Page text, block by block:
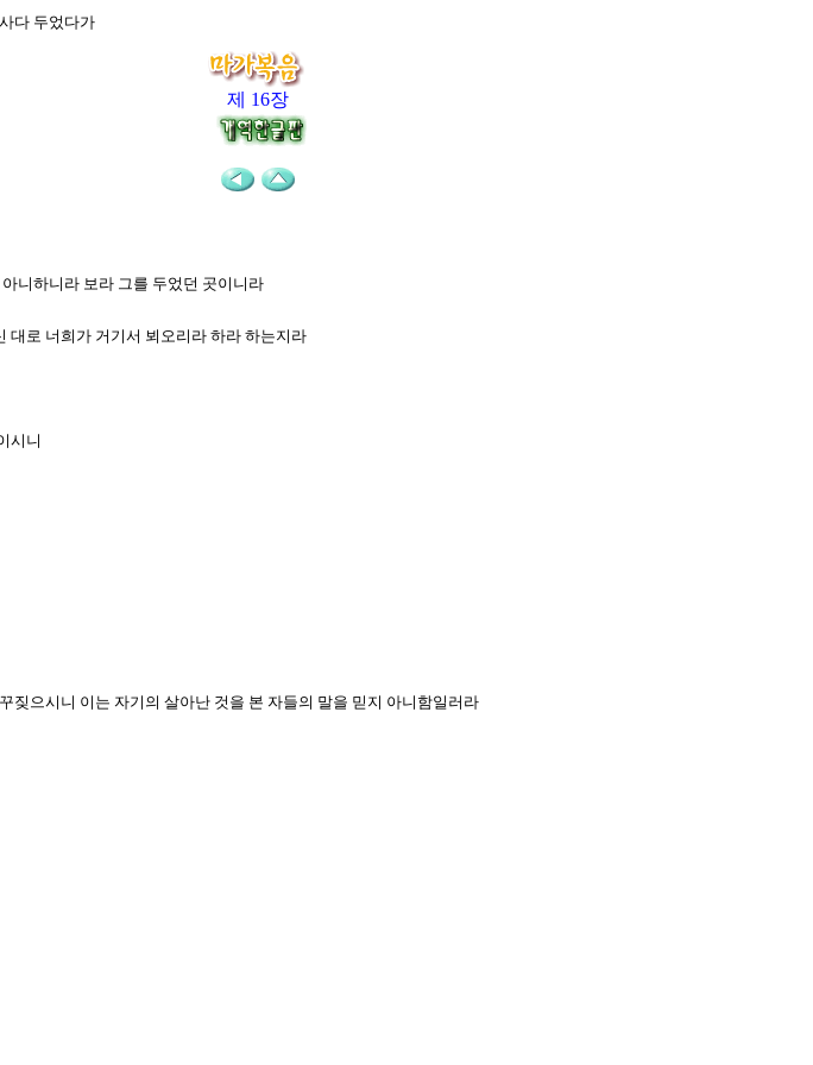
제 16장
다 두었다가
니하니라 보라 그를 두었던 곳이니라
대로 너희가 거기서 뵈오리라 하라 하는지라
시니
짖으시니 이는 자기의 살아난 것을 본 자들의 말을 믿지 아니함일러라